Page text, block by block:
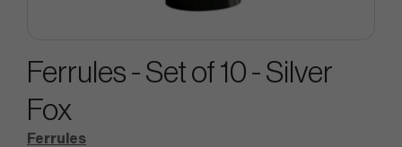
Ferrules - Set of 10 - Silver
Fox
Ferrules